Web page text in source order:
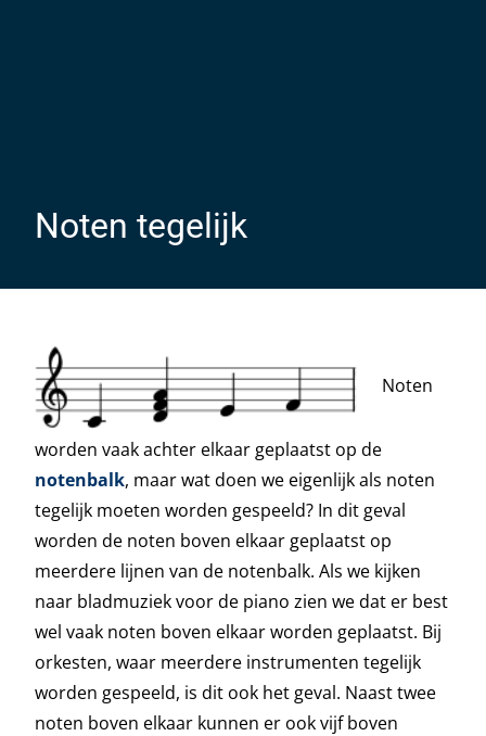
Noten tegelijk
Noten
worden vaak achter elkaar geplaatst op de
notenbalk, maar wat doen we eigenlijk als noten
tegelijk moeten worden gespeeld? In dit geval
worden de noten boven elkaar geplaatst op
meerdere lijnen van de notenbalk. Als we kijken
naar bladmuziek voor de piano zien we dat er best
wel vaak noten boven elkaar worden geplaatst. Bij
orkesten, waar meerdere instrumenten tegelijk
worden gespeeld, is dit ook het geval. Naast twee
noten boven elkaar kunnen er ook vijf boven